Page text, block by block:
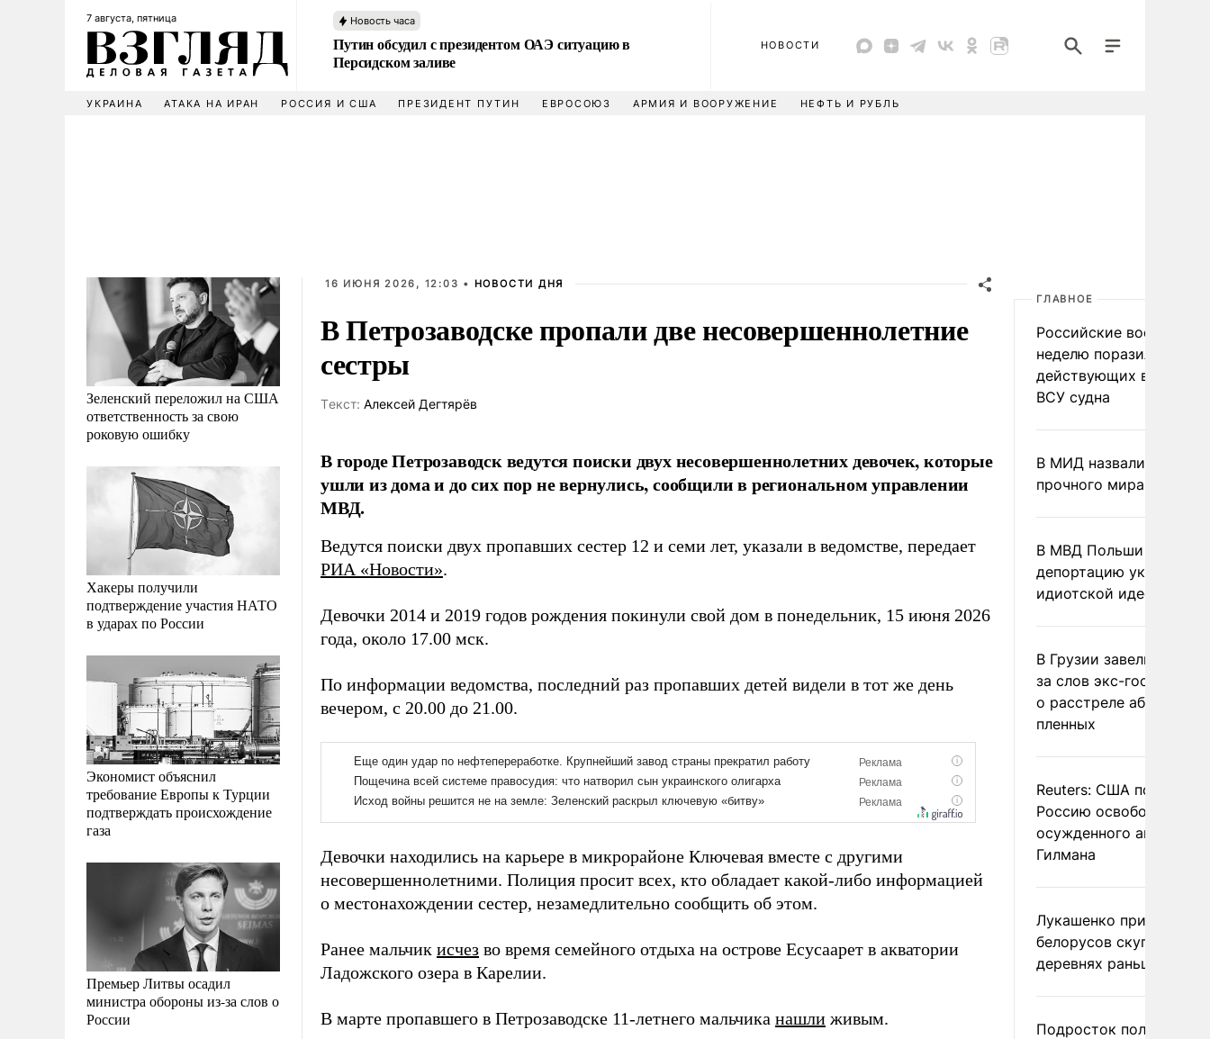
7 августа, пятница Новость часа
Путин обсудил с президентом ОАЭ ситуацию в
Персидском заливе
НОВОСТИ
УКРАИНА АТАКА НА ИРАН РОССИЯ И США ПРЕЗИДЕНТ ПУТИН ЕВРОСОЮЗ АРМИЯ И ВООРУЖЕНИЕ НЕФТЬ И РУБЛЬ
Зеленский переложил на США
ответственность за свою
роковую ошибку
Хакеры получили
подтверждение участия НАТО
в ударах по России
Экономист объяснил
требование Европы к Турции
подтверждать происхождение
газа
Премьер Литвы осадил
министра обороны из-за слов о
России
16 ИЮНЯ 2026, 12:03 • НОВОСТИ ДНЯ
В Петрозаводске пропали две несовершеннолетние
сестры
Tекст: Алексей Дегтярёв
В городе Петрозаводск ведутся поиски двух несовершеннолетних девочек, которые
ушли из дома и до сих пор не вернулись, сообщили в региональном управлении
МВД.
Ведутся поиски двух пропавших сестер 12 и семи лет, указали в ведомстве, передает
РИА «Новости».
Девочки 2014 и 2019 годов рождения покинули свой дом в понедельник, 15 июня 2026
года, около 17.00 мск.
По информации ведомства, последний раз пропавших детей видели в тот же день
вечером, с 20.00 до 21.00.
Девочки находились на карьере в микрорайоне Ключевая вместе с другими
несовершеннолетними. Полиция просит всех, кто обладает какой-либо информацией
о местонахождении сестер, незамедлительно сообщить об этом.
Ранее мальчик исчез во время семейного отдыха на острове Есусаарет в акватории
Ладожского озера в Карелии.
В марте пропавшего в Петрозаводске 11-летнего мальчика нашли живым.
ГЛАВНОЕ
Российские военные за
неделю поразили 34
действующих в
ВСУ судна
В МИД назвали условия
прочного мира на
В МВД Польши назвали
депортацию украинцев
идиотской идеей
В Грузии завели дело
за слов экс-
о расстреле абхазских
пленных
Reuters: США
Россию освободить
осужденного
Гилмана
Лукашенко призвал
белорусов скупать
деревнях раньше
Подросток получил